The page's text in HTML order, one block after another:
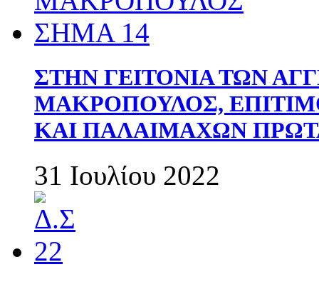
ΣΤΗΝ ΓΕΙΤΟΝΙΑ ΤΩΝ
ΜΑΚΡΟΠΟΥΛΟΣ,
ΚΑΙ ΠΑΛΑΙΜΑΧΩΝ
31 Ιουλίου 2022